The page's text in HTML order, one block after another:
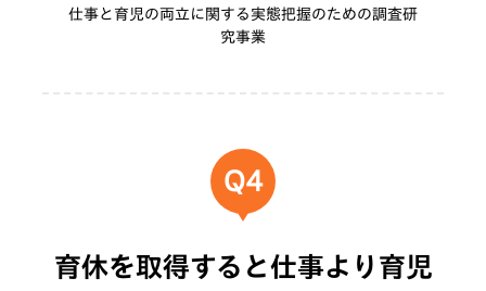
仕事と育児の両立に関する実態把握のための調査研
究事業
Q4
育休を取得すると仕事より育児